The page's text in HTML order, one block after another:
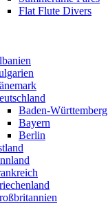
Flat Flute Divers
Baden-Württemberg
Bayern
Berlin